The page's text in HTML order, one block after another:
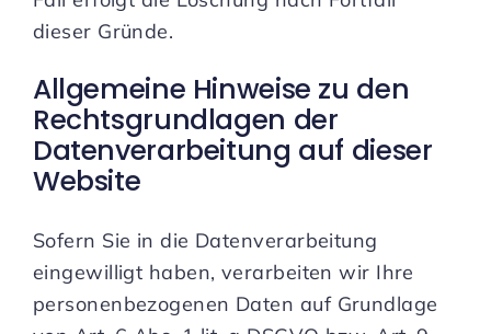
dieser Gründe.
Allgemeine Hinweise zu den
Rechtsgrundlagen der
Datenverarbeitung auf dieser
Website
Sofern Sie in die Datenverarbeitung
eingewilligt haben, verarbeiten wir Ihre
personenbezogenen Daten auf Grundlage